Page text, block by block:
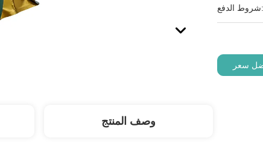
شروط الدفع:
سعر
وصف المنتج